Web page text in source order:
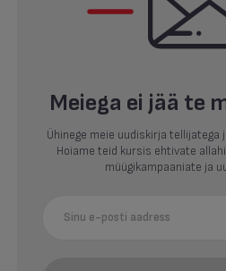
Meiega ei jää te
Ühinege meie uudiskirja
Hoiame teid kursis ehtivate
müügikampaaniate ja